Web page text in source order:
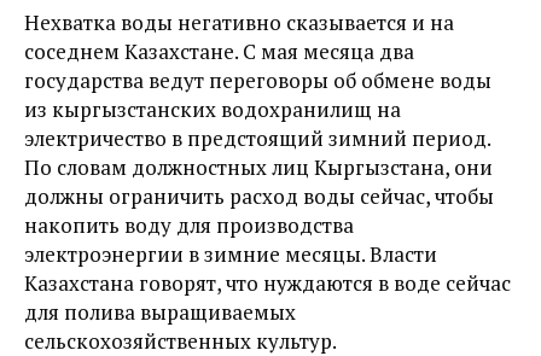
Нехватка воды негативно сказывается и на
соседнем Казахстане. С мая месяца два
государства ведут переговоры об обмене воды
из кыргызстанских водохранилищ на
электричество в предстоящий зимний период.
По словам должностных лиц Кыргызстана, они
должны ограничить расход воды сейчас, чтобы
накопить воду для производства
электроэнергии в зимние месяцы. Власти
Казахстана говорят, что нуждаются в воде сейчас
для полива выращиваемых
сельскохозяйственных культур.